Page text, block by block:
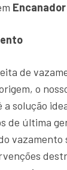
de
o
a solução
de última
vazamento